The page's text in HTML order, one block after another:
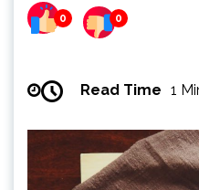
0 0
Read Time 1